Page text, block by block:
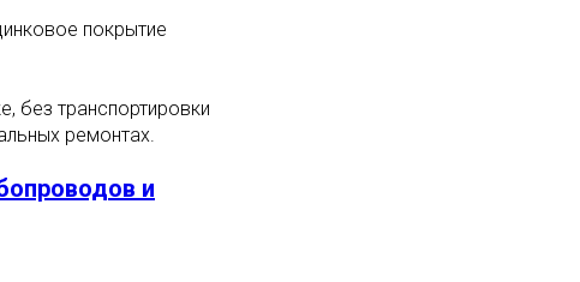
покрытие
без транспортировки
ремонтах.
и